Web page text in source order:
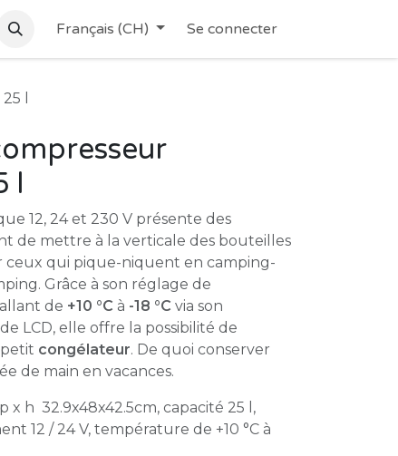
Français (CH) Se connecter
l
l
12, 24 et 230 V présente des
de mettre à la verticale des bouteilles
ceux qui pique-niquent en camping-
Grâce à son réglage de
de +10 °C à -18 °C via son
LCD, elle offre la possibilité de
congélateur. De quoi conserver
de main en vacances.
p x h 32.9x48x42.5cm, capacité 25 l,
12 / 24 V, température de +10 °C à